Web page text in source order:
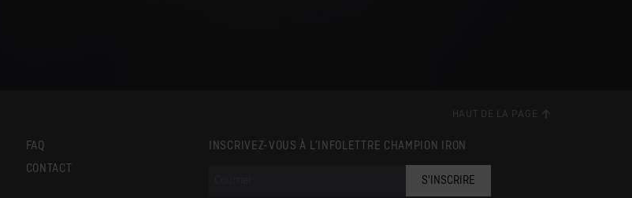
HAUT DE LA PAGE
FAQ
CONTACT
INSCRIVEZ-VOUS À L’INFOLETTRE CHAMPION IRON